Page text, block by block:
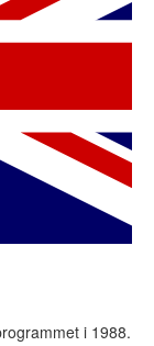
i 1988.